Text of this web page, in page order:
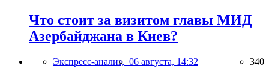
Что стоит за визитом главы МИД
Азербайджана в Киев?
Экспресс-анализ, 06 августа, 14:32 340